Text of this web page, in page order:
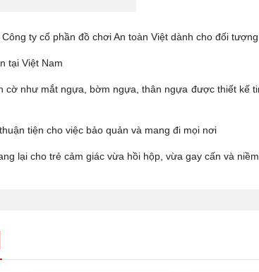
ty cổ phần đồ chơi An toàn Việt dành cho đối
tại Việt Nam
như mắt ngựa, bờm ngựa, thân ngựa được thiết kế
tiện cho việc bảo quản và mang đi mọi nơi
lại cho trẻ cảm giác vừa hồi hộp, vừa gay cấn và